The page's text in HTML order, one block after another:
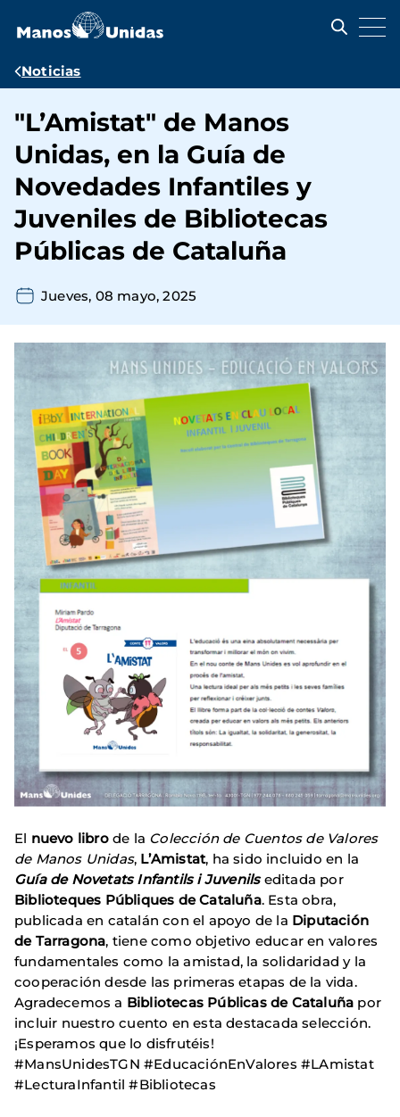
contenido
Ruta
navegación
Noticias
"L’Amistat" de Manos
Unidas, en la Guía de
Novedades Infantiles y
Juveniles de Bibliotecas
Públicas de Cataluña
Jueves, 08 mayo, 2025
El nuevo librode la Colección de Cuentos de Valores
de Manos Unidas, L’Amistat, ha sido incluido en la
Guía de Novetats Infantils i Juvenilseditada por
Biblioteques Públiques de Cataluña. Esta obra,
publicada en catalán con el apoyo de la Diputación
de Tarragona, tiene como objetivo educar en valores
fundamentales como la amistad, la solidaridad y la
cooperación desde las primeras etapas de la vida.
Agradecemos a Bibliotecas Públicas de Cataluña por
incluir nuestro cuento en esta destacada selección.
¡Esperamos que lo disfrutéis!
#MansUnidesTGN #EducaciónEnValores #LAmistat
#LecturaInfantil #Bibliotecas